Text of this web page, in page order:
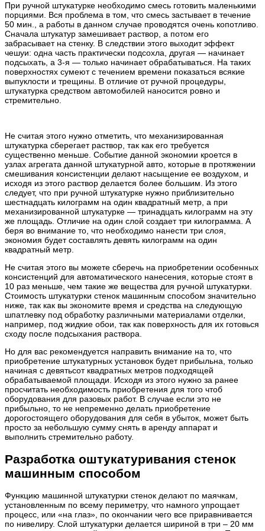
При ручной штукатурке необходимо смесь готовить маленькими
порциями. Вся проблема в том, что смесь застывает в течение
50 мин., а работы в данном случае проводятся очень копотливо.
Сначала штукатур замешивает раствор, а потом его
забрасывает на стенку. В следствии этого выходит эффект
чешуи: одна часть практически подсохла, другая — начинает
подсыхать, а 3-я — только начинает обрабатываться. На таких
поверхностях сумеют с течением времени показаться всякие
выпуклости и трещины. В отличие от ручной процедуры,
штукатурка средством автомобилей наносится ровно и
стремительно.
Не считая этого нужно отметить, что механизированная
штукатурка сберегает раствор, так как его требуется
существенно меньше. Событие данной экономии кроется в
узлах агрегата данной штукатурной авто, которые в протяжении
смешивания консистенции делают насыщение ее воздухом, и
исходя из этого раствор делается более большим. Из этого
следует, что при ручной штукатурке нужно приблизительно
шестнадцать килограмм на один квадратный метр, а при
механизированной штукатурке — тринадцать килограмм на эту
же площадь. Отличие на один слой создает три килограмма. А
беря во внимание то, что необходимо нанести три слоя,
экономия будет составлять девять килограмм на один
квадратный метр.
Не считая этого вы можете сберечь на приобретении особенных
консистенций для автоматического нанесения, которые стоят в
10 раз меньше, чем такие же вещества для ручной штукатурки.
Стоимость штукатурки стенок машинным способом значительно
ниже, так как вы экономите время и средства на следующую
шпатлевку под обработку различными материалами отделки,
например, под жидкие обои, так как поверхность для их готовься
сходу после подсыхания раствора.
Но для вас рекомендуется направить внимание на то, что
приобретение штукатурных установок будет прибыльна, только
начиная с девятьсот квадратных метров подходящей
обрабатываемой площади. Исходя из этого нужно за ранее
просчитать необходимость приобретения для того чтоб
оборудования для разовых работ. В случае если это не
прибыльно, то не непременно делать приобретение
дорогостоящего оборудования для себя в убыток, может быть
просто за небольшую сумму снять в аренду аппарат и
выполнить стремительно работу.
Разработка оштукатуривания стенок
машинным способом
Функцию машинной штукатурки стенок делают по маячкам,
установленным по всему периметру, что намного упрощает
процесс, или «на глаз», по окончании чего все приравнивается
по нивелиру. Слой штукатурки делается шириной в три – 20 мм